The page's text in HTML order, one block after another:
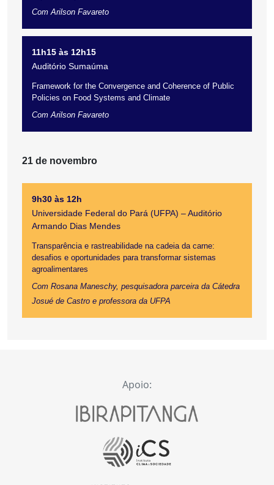
Com Arilson Favareto
11h15 às 12h15
Auditório Sumaúma
Framework for the Convergence and Coherence of Public
Policies on Food Systems and Climate
Com Arilson Favareto
21 de novembro
9h30 às 12h
Universidade Federal do Pará (UFPA) – Auditório
Armando Dias Mendes
Transparência e rastreabilidade na cadeia da carne:
desafios e oportunidades para transformar sistemas
agroalimentares
Com Rosana Maneschy, pesquisadora parceira da Cátedra
Josué de Castro e professora da UFPA
Apoio: